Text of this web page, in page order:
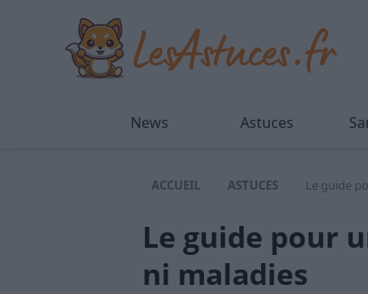
News Astuces
ACCUEIL ASTUCES Le guide
Le guide pour
ni maladies